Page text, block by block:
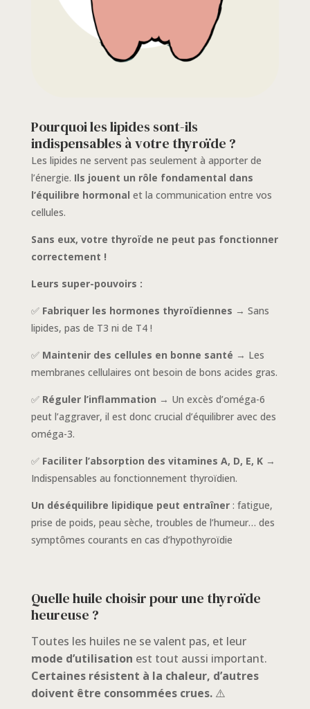
Pourquoi les lipides sont-ils
indispensables à votre thyroïde ?
Les lipides ne servent pas seulement à apporter de
l’énergie. Ils jouent un rôle fondamental dans
l’équilibre hormonal et la communication entre vos
cellules.
Sans eux, votre thyroïde ne peut pas fonctionner
correctement !
Leurs super-pouvoirs :
✅ Fabriquer les hormones thyroïdiennes → Sans
lipides, pas de T3 ni de T4 !
✅ Maintenir des cellules en bonne santé → Les
membranes cellulaires ont besoin de bons acides gras.
✅ Réguler l’inflammation → Un excès d’oméga-6
peut l’aggraver, il est donc crucial d’équilibrer avec des
oméga-3.
✅ Faciliter l’absorption des vitamines A, D, E, K→
Indispensables au fonctionnement thyroïdien.
Un déséquilibre lipidique peut entraîner: fatigue,
prise de poids, peau sèche, troubles de l’humeur… des
symptômes courants en cas d’hypothyroïdie
Quelle huile choisir pour une thyroïde
heureuse ?
Toutes les huiles ne se valent pas, et leur
mode d’utilisation est tout aussi important.
Certaines résistent à la chaleur, d’autres
doivent être consommées crues.⚠️